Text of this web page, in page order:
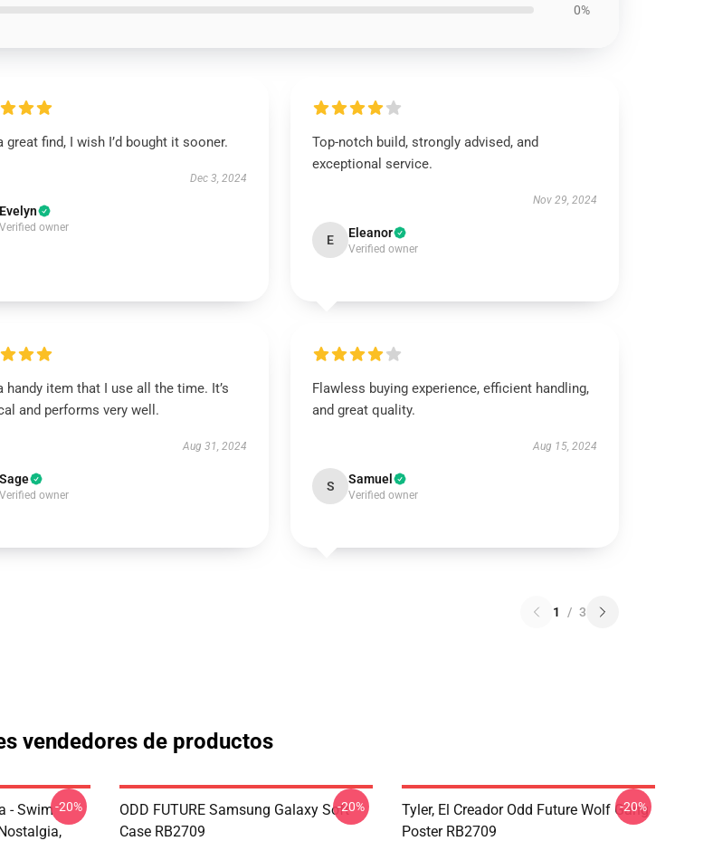
0%
great find, I wish I’d bought it sooner.
Dec 3, 2024
Evelyn
Verified owner
Top-notch build, strongly advised, and
exceptional service.
Nov 29, 2024
E Eleanor
Verified owner
handy item that I use all the time. It’s
and performs very well.
Aug 31, 2024
Sage
Verified owner
Flawless buying experience, efficient handling,
and great quality.
Aug 15, 2024
S Samuel
Verified owner
1 / 3
vendedores de productos
- Swim-20%
ODD FUTURE Samsung Galaxy Soft
Case RB2709
-20%
Tyler, El Creador Odd Future Wolf Gang
Poster RB2709
-20%